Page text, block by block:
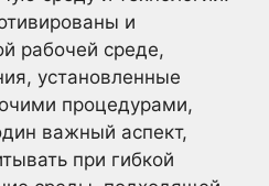
и
рабочей среде,
установленные
процедурами,
важный аспект,
при гибкой